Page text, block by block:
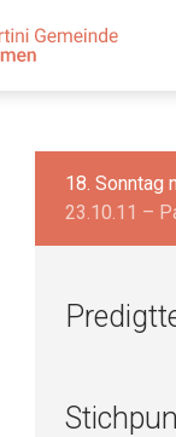
18. Sonntag
23.10.11 –